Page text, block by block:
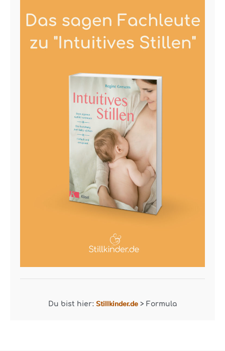
Du bist hier: Stillkinder.de > Formula